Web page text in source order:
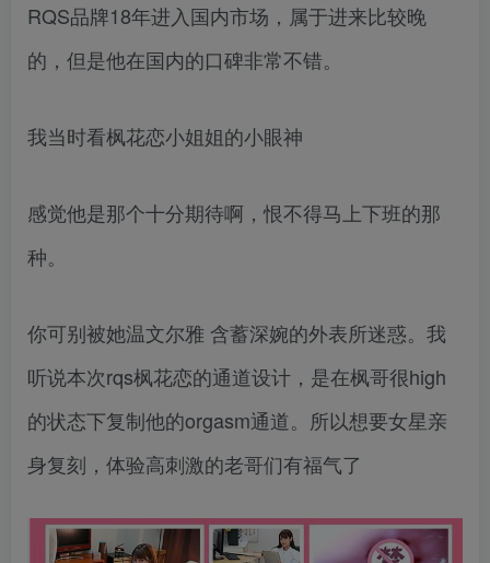
RQS品牌18年进入国内市场，属于进来比较晚
的，但是他在国内的口碑非常不错。
我当时看枫花恋小姐姐的小眼神
感觉他是那个十分期待啊，恨不得马上下班的那
种。
你可别被她温文尔雅 含蓄深婉的外表所迷惑。我
听说本次rqs枫花恋的通道设计，是在枫哥很high
的状态下复制他的orgasm通道。所以想要女星亲
身复刻，体验高刺激的老哥们有福气了